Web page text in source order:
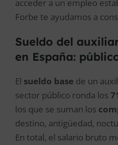
acceder a un empleo
Forbe te ayudamos a
Sueldo del
en España:
El sueldo base de un
sector público ronda los
los que se suman los
destino, antigüedad,
En total, el salario bruto